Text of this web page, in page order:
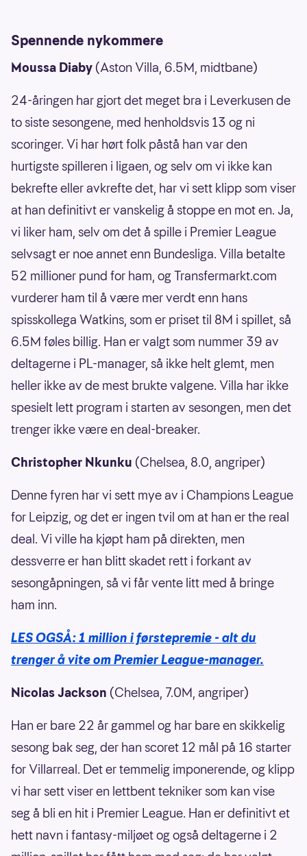
Spennende nykommere
Moussa Diaby (Aston Villa, 6.5M, midtbane)
24-åringen har gjort det meget bra i Leverkusen de
to siste sesongene, med henholdsvis 13 og ni
scoringer. Vi har hørt folk påstå han var den
hurtigste spilleren i ligaen, og selv om vi ikke kan
bekrefte eller avkrefte det, har vi sett klipp som viser
at han definitivt er vanskelig å stoppe en mot en. Ja,
vi liker ham, selv om det å spille i Premier League
selvsagt er noe annet enn Bundesliga. Villa betalte
52 millioner pund for ham, og Transfermarkt.com
vurderer ham til å være mer verdt enn hans
spisskollega Watkins, som er priset til 8M i spillet, så
6.5M føles billig. Han er valgt som nummer 39 av
deltagerne i PL-manager, så ikke helt glemt, men
heller ikke av de mest brukte valgene. Villa har ikke
spesielt lett program i starten av sesongen, men det
trenger ikke være en deal-breaker.
Christopher Nkunku (Chelsea, 8.0, angriper)
Denne fyren har vi sett mye av i Champions League
for Leipzig, og det er ingen tvil om at han er the real
deal. Vi ville ha kjøpt ham på direkten, men
dessverre er han blitt skadet rett i forkant av
sesongåpningen, så vi får vente litt med å bringe
ham inn.
LES OGSÅ: 1 million i førstepremie - alt du
trenger å vite om Premier League-manager.
Nicolas Jackson (Chelsea, 7.0M, angriper)
Han er bare 22 år gammel og har bare en skikkelig
sesong bak seg, der han scoret 12 mål på 16 starter
for Villarreal. Det er temmelig imponerende, og klipp
vi har sett viser en lettbent tekniker som kan vise
seg å bli en hit i Premier League. Han er definitivt et
hett navn i fantasy-miljøet og også deltagerne i 2